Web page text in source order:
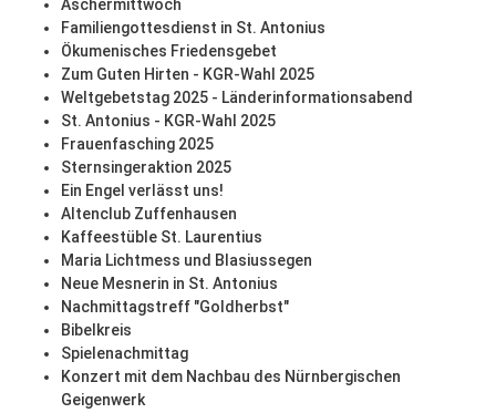
Aschermittwoch
Familiengottesdienst in St. Antonius
Ökumenisches Friedensgebet
Zum Guten Hirten - KGR-Wahl 2025
Weltgebetstag 2025 - Länderinformationsabend
St. Antonius - KGR-Wahl 2025
Frauenfasching 2025
Sternsingeraktion 2025
Ein Engel verlässt uns!
Altenclub Zuffenhausen
Kaffeestüble St. Laurentius
Maria Lichtmess und Blasiussegen
Neue Mesnerin in St. Antonius
Nachmittagstreff "Goldherbst"
Bibelkreis
Spielenachmittag
Konzert mit dem Nachbau des Nürnbergischen
Geigenwerk